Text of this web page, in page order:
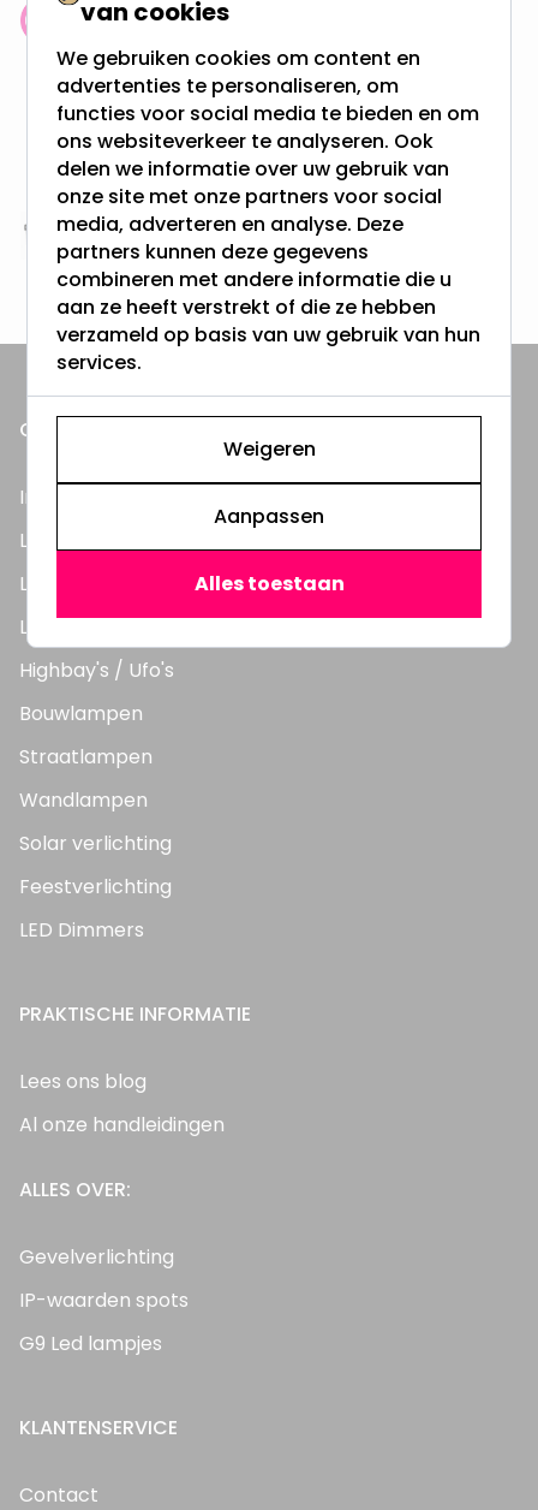
Klantenbeoordeling: 9.4/10
meer dan 100.000 klanten gingen u voor
Gratis verzending + snel geleverd
Vanaf EUR100,- naar NL & BE
& 100 dagen recht op retour
Altijd uit eigen voorraad
3000m2 - 60.000+ Producten
ONZE PRODUCTEN
Inbouwspots
LED Lampen
LED TL Buizen
LED Panelen
Highbay's / Ufo's
Bouwlampen
Straatlampen
Wandlampen
Solar verlichting
Feestverlichting
LED Dimmers
PRAKTISCHE INFORMATIE
Lees ons blog
Al onze handleidingen
ALLES OVER:
Gevelverlichting
IP-waarden spots
G9 Led lampjes
KLANTENSERVICE
Contact
van cookies
We gebruiken cookies om content en
advertenties te personaliseren, om
functies voor social media te bieden en om
ons websiteverkeer te analyseren. Ook
delen we informatie over uw gebruik van
onze site met onze partners voor social
media, adverteren en analyse. Deze
partners kunnen deze gegevens
combineren met andere informatie die u
aan ze heeft verstrekt of die ze hebben
verzameld op basis van uw gebruik van hun
services.
Weigeren
Aanpassen
Alles toestaan